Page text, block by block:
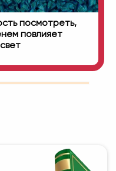
посмотреть,
повлияет